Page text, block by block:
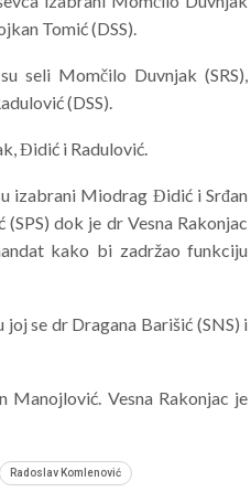
Tomić (DSS).
seli Momčilo Duvnjak (SRS),
(DSS).
Đidić i Radulović.
izabrani Miodrag Đidić i Srđan
dok je dr Vesna Rakonjac
kako bi zadržao funkciju
se dr Dragana Barišić (SNS) i
Vesna Rakonjac je
Radoslav Komlenović